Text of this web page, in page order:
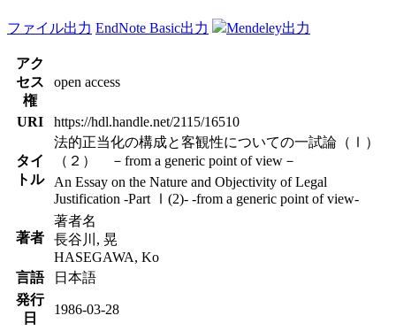
ファイル出力 EndNote Basic出力 Mendeley出力
アク
セス
権
open access
URI https://hdl.handle.net/2115/16510
タイ
トル
法的正当化の構成と客観性についての一試論（Ⅰ）
（２） －from a generic point of view－
An Essay on the Nature and Objectivity of Legal
Justification -Part Ⅰ(2)- -from a generic point of view-
著者
著者名
長谷川, 晃
HASEGAWA, Ko
言語
日本語
発行
日
1986-03-28